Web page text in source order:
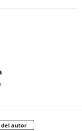
del autor